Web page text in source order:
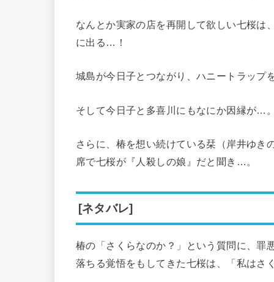
なんとか実家の店を再開して欲しい七桜は
に出る…！
城島が今日子とつながり、ハニートラップ
そして今日子と多喜川にもなにか因縁が…
さらに、椿を想い続けている栞（岸井ゆき
席で七桜が『人殺しの娘』だと聞き…。
[ネタバレ]
椿の「さくらなのか？」という質問に、罪
落ちる覚悟をもしてきた七桜は、「私はさ